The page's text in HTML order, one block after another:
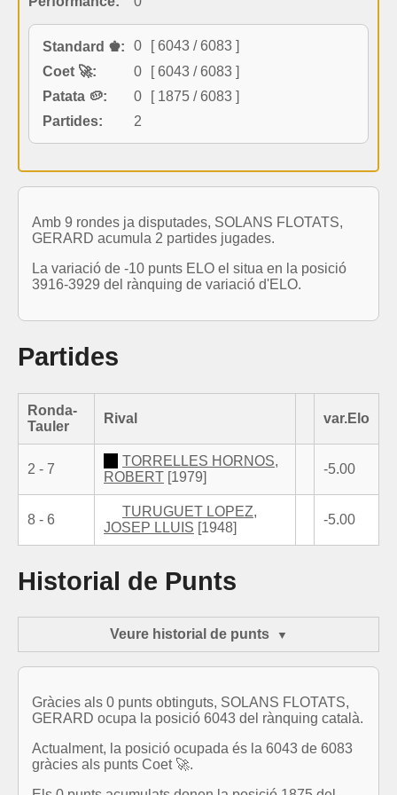
Standard ♚: 0
[ 6043 / 6083 ]
Coet 🚀:
0
[ 6043 / 6083 ]
Patata 🥔:
0
[ 1875 / 6083 ]
Partides:
2
Amb 9 rondes ja disputades, SOLANS FLOTATS,
GERARD acumula 2 partides jugades.
La variació de -10 punts ELO el situa en la posició
3916-3929 del rànquing de variació d'ELO.
Partides
Ronda-
Tauler
Rival var.Elo
2 - 7
TORRELLES HORNOS,
ROBERT [1979]
-5.00
8 - 6
TURUGUET LOPEZ,
JOSEP LLUIS [1948]
-5.00
Historial de Punts
Veure historial de punts
Gràcies als 0 punts obtinguts, SOLANS FLOTATS,
GERARD ocupa la posició 6043 del rànquing català.
Actualment, la posició ocupada és la 6043 de 6083
gràcies als punts Coet 🚀.